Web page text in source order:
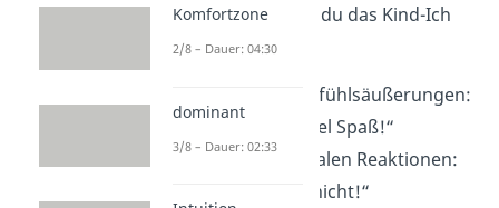
Sprachlicherkennst du das Kind-Ich
oft an:
sehr direkten Gefühlsäußerungen:
„Das macht so viel Spaß!“
kurzen, emotionalen Reaktionen:
„Das mache ich nicht!“
Komfortzone
2/8 – Dauer: 04:30
dominant
3/8 – Dauer: 02:33